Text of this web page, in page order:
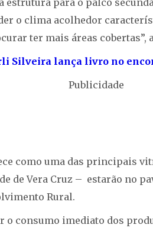
para o palco
o clima acolhedor
ter mais áreas cobertas”,
Silveira lança livro no
Publicidade
como uma das principais
de Vera Cruz – estarão no
Rural.
o consumo imediato dos